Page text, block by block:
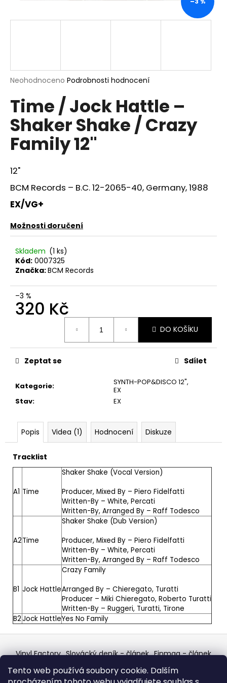
Tento web používá soubory cookie. Dalším
Průměrné
produktu
0,0
z
5
hvězdiček.
Neohodnoceno Podrobnosti hodnocení
Time / Jock Hattle –
Shaker Shake / Crazy
Family 12"
12"
BCM Records – B.C. 12-2065-40, Germany, 1988
EX/VG+
Možnosti doručení
Skladem (1 ks)
Kód: 0007325
Značka:BCM Records
–3 %
320 Kč
DO KOŠÍKU
Kategorie: SYNTH-POP&DISCO 12",
EX
Stav: EX
Zeptat se Sdílet
Popis Videa (1) Hodnocení Diskuze
Tracklist
A1 Time
Shaker Shake (Vocal Version)
Producer, Mixed By – Piero Fidelfatti
Written-By – White, Percati
Written-By, Arranged By – Raff Todesco
A2Time
Shaker Shake (Dub Version)
Producer, Mixed By – Piero Fidelfatti
Written-By – White, Percati
Written-By, Arranged By – Raff Todesco
B1 Jock Hattle
Crazy Family
Arranged By – Chieregato, Turatti
Producer – Miki Chieregato, Roberto Turatti
Written-By – Ruggeri, Turatti, Tirone
B2Jock HattleYes No Family
j
?
HLEDAT
o
p
r
č
u
e
m
e
ABBA
LP
390
Z
á Vinyl Factory Slovácký deník - článek Finmag - článek
Discogs Profile Facebook výběr z hroznů